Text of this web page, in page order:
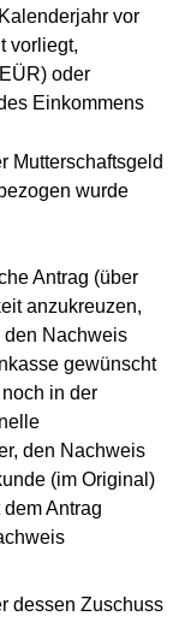
vor
vorliegt,
oder
Einkommens
Mutterschaftsgeld
wurde
Antrag (über
anzukreuzen,
den Nachweis
gewünscht
in der
den Nachweis
(im Original)
Antrag
dessen Zuschuss